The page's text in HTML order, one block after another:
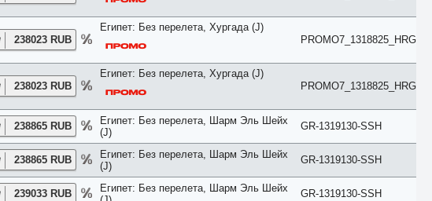
River View
ROH
Royal
Sea
Spa Bath
Standard
Street View
Studio
Sunrise
Sunset
238023 RUB
Египет: Без перелета, Хургада (J)
PROMO7_1318825_HRG
238023 RUB
Египет: Без перелета, Хургада (J)
PROMO7_1318825_HRG
238865 RUB
Египет: Без перелета, Шарм Эль Шейх
(J)
GR-1319130-SSH
238865 RUB
Египет: Без перелета, Шарм Эль Шейх
(J)
GR-1319130-SSH
239033 RUB
Египет: Без перелета, Шарм Эль Шейх
GR-1319130-SSH